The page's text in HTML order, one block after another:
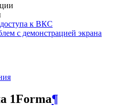
к ВКС
с демонстрацией экрана
1Forma¶